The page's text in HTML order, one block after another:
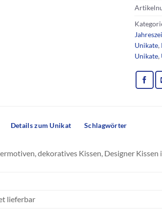
Unikate,
Unikate,
Details zum Unikat Schlagwörter
dekoratives Kissen, Designer Kissen
lieferbar